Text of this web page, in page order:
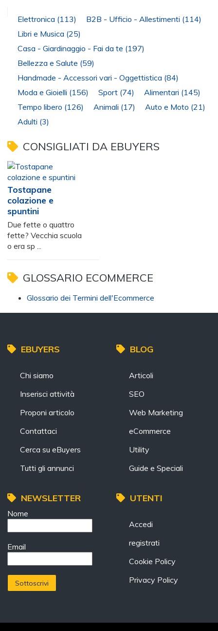
Elettronica (113) B2B - Ufficio - Allestimenti (114)
Libri e Musica (25)
Casa - Giardinaggio - Fai da te (197)
Bellezza e Salute (59)
Handmade - Accessori vari - Oggettistica (84)
Moda e Gioielli (156) Sport (74) Alimentari (145)
Tempo libero (126) Animali (17) Auto e Moto (21)
Adulti (3)
CONSIGLIATI DA EBUYERS
Tostapane
colazione e
spuntini
Due fette o quattro
fette? Vecchia scuola
o era sp ...
GLOSSARIO ECOMMERCE
Glossario dei Termini dell'Ecommerce
EBUYERS
Chi siamo
Inserisci attività
Proponi articolo
Contattaci
Cerca su eBuyers
Tutti gli annunci
BLOG
Articoli
SEO
Web Marketing
eCommerce
Utility
Guide e Speciali
NEWSLETTER
Nome
Email
UTENTI
Accedi
registrati
Cookie Policy
Privacy Policy